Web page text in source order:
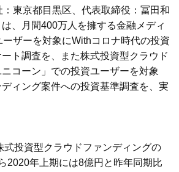
東京都目黒区、代表取締役：冨田和
、月間400万人を擁する金融メディ
ザーを対象にWithコロナ時代の投資
ト調査を、また株式投資型クラウド
コーン」での投資ユーザーを対象
ィング案件への投資基準調査を、実
式投資型クラウドファンディングの
2020年上期には8億円と昨年同期比